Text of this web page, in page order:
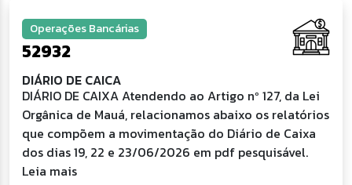
Operações Bancárias
52932
DIÁRIO DE CAICA
DIÁRIO DE CAIXA Atendendo ao Artigo nº 127, da Lei
Orgânica de Mauá, relacionamos abaixo os relatórios
que compõem a movimentação do Diário de Caixa
dos dias 19, 22 e 23/06/2026 em pdf pesquisável.
Leia mais